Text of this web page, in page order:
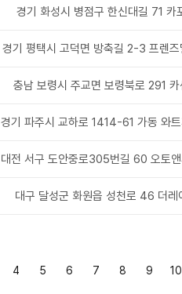
경기 화성시 병점구 한신대길 71 카
경기 평택시 고덕면 방축길 2-3 프렌즈
충남 보령시 주교면 보령북로 291 카
경기 파주시 교하로 1414-61 가동 와트
대전 서구 도안중로305번길 60 오토
대구 달성군 화원읍 성천로 46 더레
4 5 6 7 8 9 10